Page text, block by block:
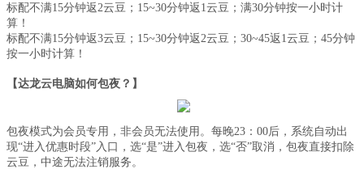
标配不满15分钟返2云豆；15~30分钟返1云豆；满30分钟按一小时计
算！
标配不满15分钟返3云豆；15~30分钟返2云豆；30~45返1云豆；45分钟
按一小时计算！
【达龙云电脑如何包夜？】
包夜模式为会员专用，非会员无法使用。每晚23：00后，系统自动出
现“进入优惠时段”入口，选“是”进入包夜，选“否”取消，包夜直接扣除
云豆，中途无法注销服务。